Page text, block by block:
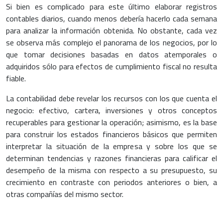
Si bien es complicado para este último elaborar registros
contables diarios, cuando menos debería hacerlo cada semana
para analizar la información obtenida. No obstante, cada vez
se observa más complejo el panorama de los negocios, por lo
que tomar decisiones basadas en datos atemporales o
adquiridos sólo para efectos de cumplimiento fiscal no resulta
fiable.
La contabilidad debe revelar los recursos con los que cuenta el
negocio: efectivo, cartera, inversiones y otros conceptos
recuperables para gestionar la operación; asimismo, es la base
para construir los estados financieros básicos que permiten
interpretar la situación de la empresa y sobre los que se
determinan tendencias y razones financieras para calificar el
desempeño de la misma con respecto a su presupuesto, su
crecimiento en contraste con periodos anteriores o bien, a
otras compañías del mismo sector.